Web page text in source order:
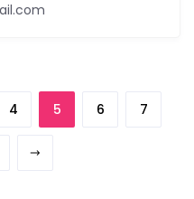
4 5 6 7